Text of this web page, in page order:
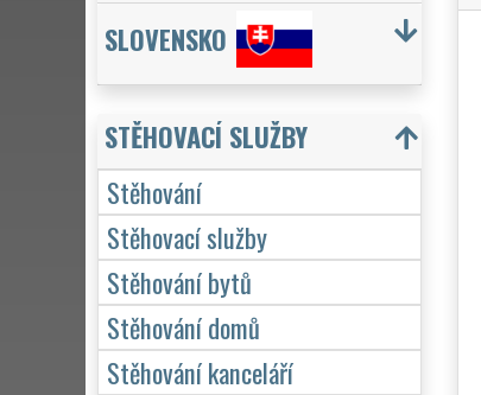
SLOVENSKO
STĚHOVACÍ SLUŽBY
Stěhování
Stěhovací služby
Stěhování bytů
Stěhování domů
Stěhování kanceláří